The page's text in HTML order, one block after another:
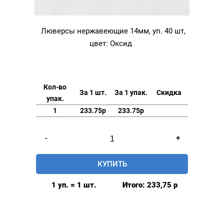
Люверсы нержавеющие 14мм, уп. 40 шт,
цвет: Оксид
Кол-во
упак.
За 1 шт. За 1 упак. Скидка
1 233.75р 233.75р
-
товара
Люверсы
нержавеющие
+
КУПИТЬ
1 уп. = 1 шт. Итого: 233,75 р